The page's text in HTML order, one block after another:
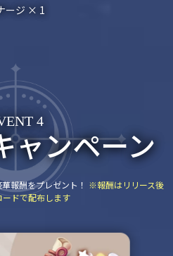
ージ × 1
4
ャンペーン
報酬をプレゼント！ ※報酬はリリース後
ードで配布します